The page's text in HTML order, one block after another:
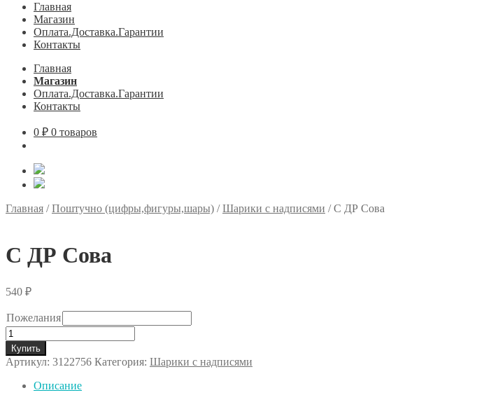
Главная
Магазин
Оплата.Доставка.Гарантии
Контакты
Главная
Магазин
Оплата.Доставка.Гарантии
Контакты
0 ₽ 0 товаров
Главная /Поштучно (цифры,фигуры,шары) /Шарики с надписями /С ДР Сова
С ДР Сова
540 ₽
Пожелания
Количество
товара
С
ДР
Сова
Купить
Артикул: 3122756 Категория: Шарики с надписями
Описание